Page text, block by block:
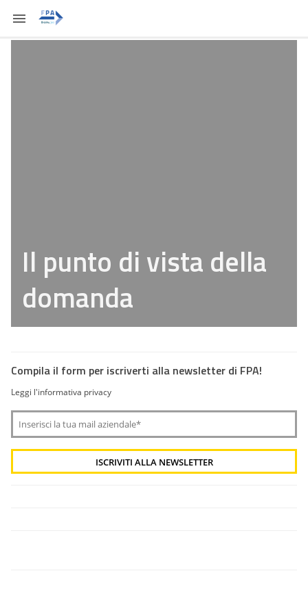
Il punto di vista della
domanda
Compila il form per iscriverti alla newsletter di FPA!
Leggi l'informativa privacy